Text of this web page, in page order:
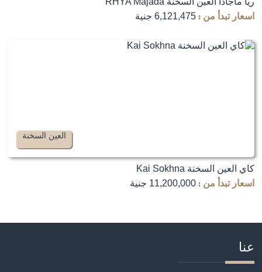
اسعار تبدأ من : 6,121,475 جنية
العين السخنة
كاي العين السخنة Kai Sokhna
اسعار تبدأ من : 11,200,000 جنية
عنا